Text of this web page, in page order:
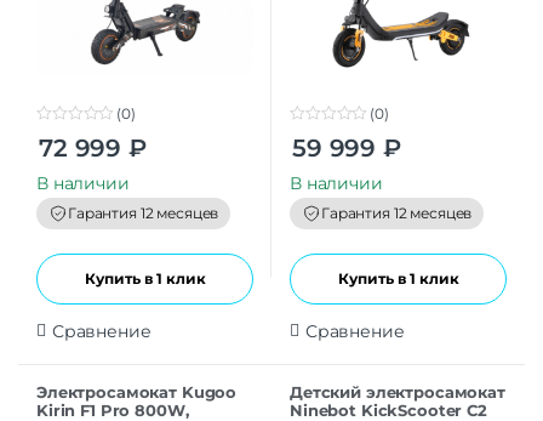
o
t
o
f
5
(0)
72 999 ₽
В наличии
Гарантия 12 месяцев
Купить в 1 клик
Сравнение
o
t
o
f
5
(0)
59 999 ₽
В наличии
Гарантия 12 месяцев
Купить в 1 клик
Сравнение
Электросамокат Kugoo
Kirin F1 Pro 800W,
Детский электросамокат
Ninebot KickScooter C2